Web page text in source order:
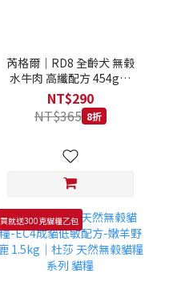
芮格爾｜RD8 全齡犬 無榖
水牛肉 高纖配方 454g｜
REGAL 天然犬糧 狗飼料
NT$290
NT$365 8折
買就送300克貓糧乙包